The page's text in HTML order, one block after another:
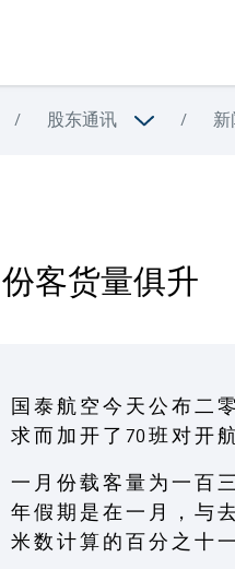
/ 股东通讯 / 新
客货量俱升
国 泰 航 空 今 天 公 布 二
求 而 加 开 了 70 班 对 开
一 月 份 载 客 量 为 一 百
年 假 期 是 在 一 月 ， 与
米 数 计 算 的 百 分 之 十